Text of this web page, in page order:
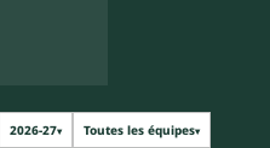
2026-27▾ Toutes les équipes▾